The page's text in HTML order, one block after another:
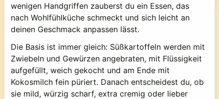
wenigen Handgriffen zauberst du ein Essen, das
nach Wohlfühlküche schmeckt und sich leicht an
deinen Geschmack anpassen lässt.
Die Basis ist immer gleich: Süßkartoffeln werden mit
Zwiebeln und Gewürzen angebraten, mit Flüssigkeit
aufgefüllt, weich gekocht und am Ende mit
Kokosmilch fein püriert. Danach entscheidest du, ob
sie mild, würzig scharf, extra cremig oder lieber